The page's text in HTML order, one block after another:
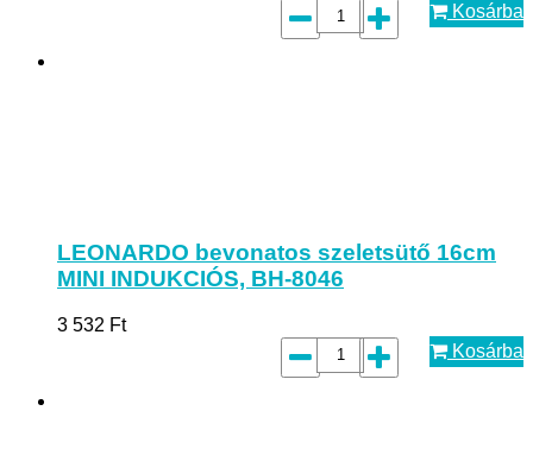
Kosárba
LEONARDO bevonatos szeletsütő 16cm
MINI INDUKCIÓS, BH-8046
3 532 Ft
Kosárba